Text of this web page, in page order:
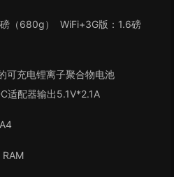
） WiFi+3G版：1.6磅
电锂离子聚合物电池
适配器输出5.1V*2.1A